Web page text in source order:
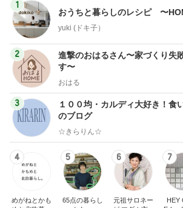
1
おうちと暮らしのレシピ 〜
yuki (ドキ子）
2
進撃のおはるさん〜家づくり失
す〜
おはる
3
１００均・カルディ大好き！
のブログ
☆きらりん☆
4
めがねとかも
5
65点の暮らし
6
元祖サロネー
7
HEY